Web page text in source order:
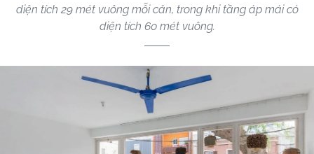
diện tích 29 mét vuông mỗi căn, trong khi tầng áp mái có
diện tích 60 mét vuông.